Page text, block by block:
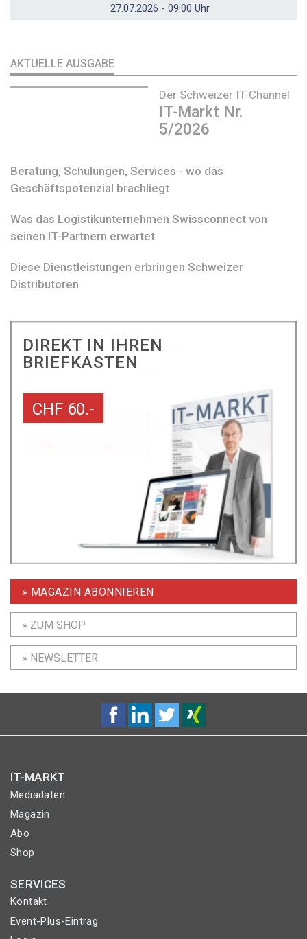
27.07.2026 - 09:00 Uhr
AKTUELLE AUSGABE
Der Schweizer IT-Channel
IT-Markt Nr.
5/2026
Beratung, Schulungen, Services - wo das
Geschäftspotenzial brachliegt
Was das Logistikunternehmen Swissconnect von
seinen IT-Partnern erwartet
Diese Dienstleistungen erbringen Schweizer
Distributoren
DIREKT IN IHREN
BRIEFKASTEN
CHF 60.-
» MAGAZIN ABONNIEREN
» ZUM SHOP
» NEWSLETTER
IT-MARKT
Mediadaten
Magazin
Abo
Shop
SERVICES
Kontakt
Event-Plus-Eintrag